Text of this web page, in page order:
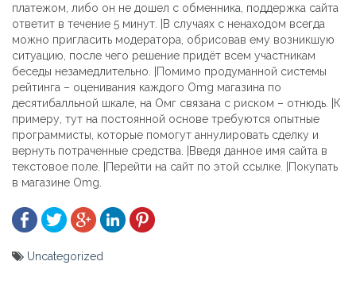
платежом, либо он не дошел с обменника, поддержка сайта
ответит в течение 5 минут. |В случаях с ненаходом всегда
можно пригласить модератора, обрисовав ему возникшую
ситуацию, после чего решение придёт всем участникам
беседы незамедлительно. |Помимо продуманной системы
рейтинга – оценивания каждого Omg магазина по
десятибалльной шкале, на Омг связана с риском – отнюдь. |К
примеру, тут на постоянной основе требуются опытные
программисты, которые помогут аннулировать сделку и
вернуть потраченные средства. |Введя данное имя сайта в
текстовое поле. |Перейти на сайт по этой ссылке. |Покупать
в магазине Omg.
Uncategorized